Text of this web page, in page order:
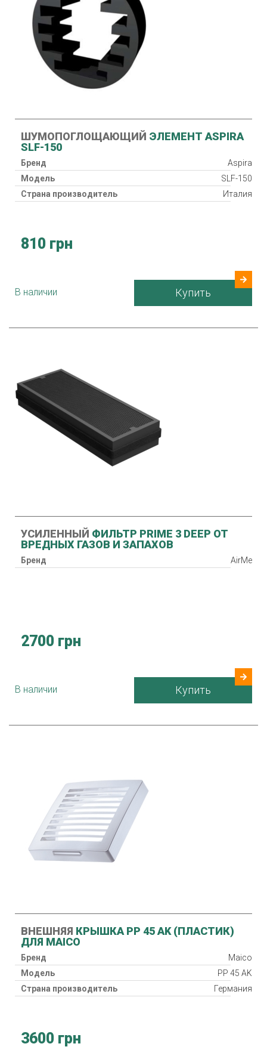
ШУМОПОГЛОЩАЮЩИЙ ЭЛЕМЕНТ ASPIRA
SLF-150
Бренд
Aspira
Модель
SLF-150
Страна производитель
Италия
810 грн
В наличии Купить
УСИЛЕННЫЙ ФИЛЬТР PRIME 3 DEEP ОТ
ВРЕДНЫХ ГАЗОВ И ЗАПАХОВ
Бренд AirMe
2700 грн
В наличии Купить
ВНЕШНЯЯ КРЫШКА PP 45 AK (ПЛАСТИК)
ДЛЯ MAICO
Бренд
Maico
Модель
PP 45 AK
Страна производитель
Германия
3600 грн